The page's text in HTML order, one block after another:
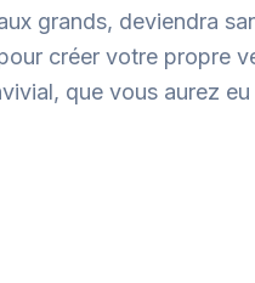
grands, deviendra
créer votre propre
que vous aurez eu